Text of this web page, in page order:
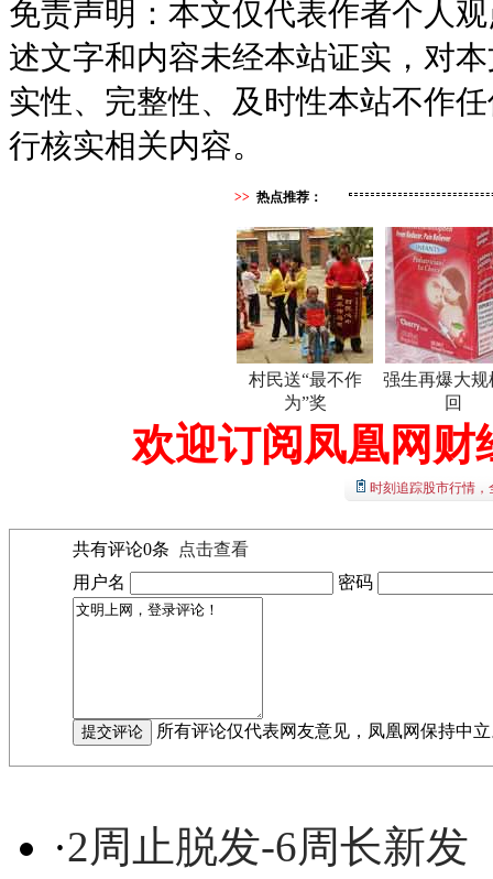
免责声明：本文仅代表作者个人
述文字和内容未经本站证实，对
实性、完整性、及时性本站不作
行核实相关内容。
>> 热点推荐：
村民送“最不作
为”奖
强生再爆大规
回
欢迎订阅凤凰网财
时刻追踪股市行情
共有评论0条
点击查看
用户名
密码
所有评论仅代表网友意见，凤凰网保持中
·2周止脱发-6周长新发